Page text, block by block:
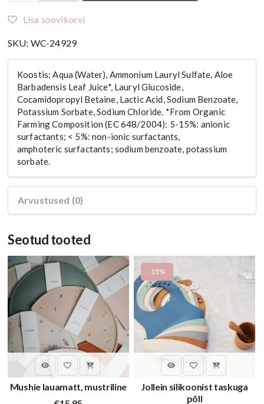
beebinõude
750
ml
kogus
Lisa soovikorvi
SKU: WC-24929
Koostis: Aqua (Water), Ammonium Lauryl Sulfate, Aloe
Barbadensis Leaf Juice*, Lauryl Glucoside,
Cocamidopropyl Betaine, Lactic Acid, Sodium Benzoate,
Potassium Sorbate, Sodium Chloride. *From Organic
Farming Composition (EC 648/2004): 5-15%: anionic
surfactants; < 5%: non-ionic surfactants,
amphoteric surfactants; sodium benzoate, potassium
sorbate.
Arvustused (0)
Seotud tooted
Mushie lauamatt, mustriline
-15%
Jollein silikoonist taskuga
põll